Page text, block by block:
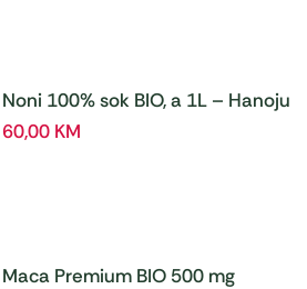
Noni 100% sok BIO, a 1L – Hanoju
60,00 KM
Maca Premium BIO 500 mg